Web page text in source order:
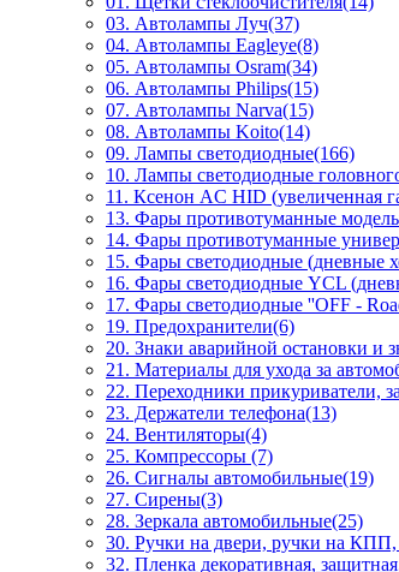
03. Автолампы Луч(37)
04. Автолампы Eagleye(8)
05. Автолампы Osram(34)
06. Автолампы Philips(15)
07. Автолампы Narva(15)
08. Автолампы Koito(14)
09. Лампы светодиодные(166)
10. Лампы светодиодные
11. Ксенон AC HID (увеличенная
13. Фары противотуманные
14. Фары противотуманные
15. Фары светодиодные (дневные
16. Фары светодиодные YCL
17. Фары светодиодные ''OFF -
19. Предохранители(6)
20. Знаки аварийной остановки
21. Материалы для ухода за
22. Переходники прикуриватели,
23. Держатели телефона(13)
24. Вентиляторы(4)
25. Компрессоры (7)
26. Сигналы автомобильные(19)
27. Сирены(3)
28. Зеркала автомобильные(25)
30. Ручки на двери, ручки на КПП,
32. Пленка декоративная,